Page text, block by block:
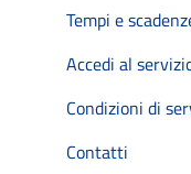
Tempi e
Accedi al
Condizioni di
Contatti